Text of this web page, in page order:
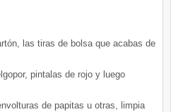
las tiras de bolsa que acabas de
pintalas de rojo y luego
de papitas u otras, limpia